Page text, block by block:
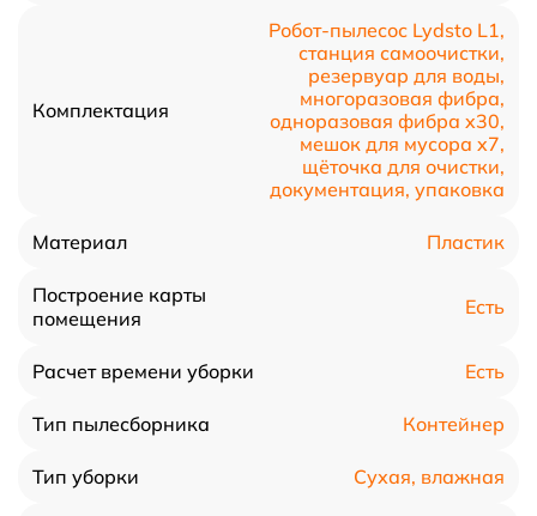
Комплектация
Робот-пылесос Lydsto L1,
станция самоочистки,
резервуар для воды,
многоразовая фибра,
одноразовая фибра x30,
мешок для мусора x7,
щёточка для очистки,
документация, упаковка
Материал Пластик
Построение карты
помещения
Есть
Расчет времени уборки Есть
Тип пылесборника Контейнер
Тип уборки Сухая, влажная